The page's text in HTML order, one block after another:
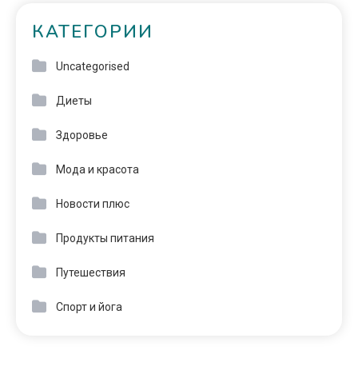
КАТЕГОРИИ
Uncategorised
Диеты
Здоровье
Мода и красота
Новости плюс
Продукты питания
Путешествия
Спорт и йога